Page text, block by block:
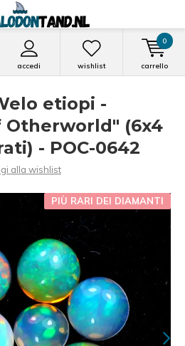
accedi wishlist carrello
0
etiopi -
Otherworld" (6x4
- POC-0642
alla wishlist
PIÙ RARI DEI DIAMANTI